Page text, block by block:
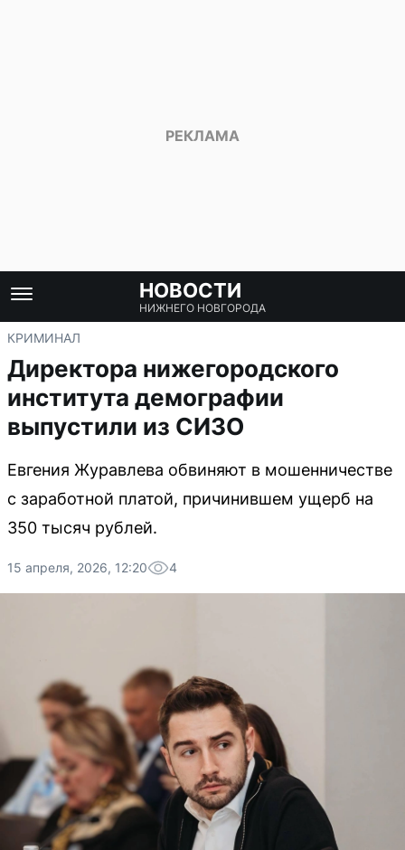
НОВОСТИ
НИЖНЕГО НОВГОРОДА
КРИМИНАЛ
Директора нижегородского
института демографии
выпустили из СИЗО
Евгения Журавлева обвиняют в мошенничестве
с заработной платой, причинившем ущерб на
350 тысяч рублей.
15 апреля, 2026, 12:20 4